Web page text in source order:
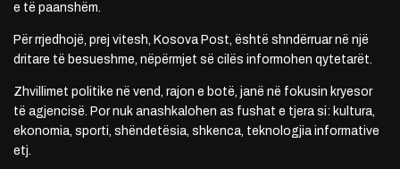
e të paanshëm.
Për rrjedhojë, prej vitesh, Kosova Post, është shndërruar në një
dritare të besueshme, nëpërmjet së cilës informohen qytetarët.
Zhvillimet politike në vend, rajon e botë, janë në fokusin kryesor
të agjencisë. Por nuk anashkalohen as fushat e tjera si: kultura,
ekonomia, sporti, shëndetësia, shkenca, teknologjia informative
etj.